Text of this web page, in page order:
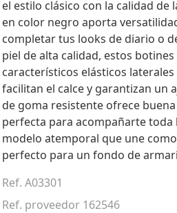
el estilo clásico con la calidad de
en color negro aporta
completar tus looks de diario o
piel de alta calidad, estos
característicos elásticos
facilitan el calce y garantizan un
de goma resistente ofrece
perfecta para acompañarte toda
modelo atemporal que une
perfecto para un fondo de
Ref. A03301
Ref. proveedor 162546